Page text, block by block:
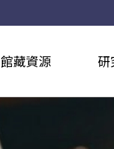
館藏資源 研